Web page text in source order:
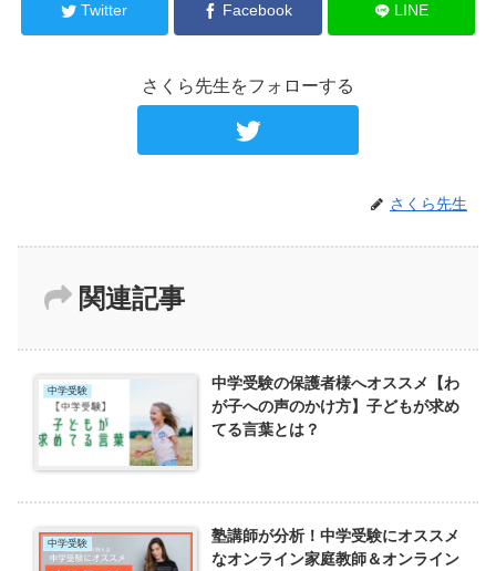
Twitter Facebook LINE
さくら先生をフォローする
さくら先生
関連記事
中学受験
中学受験の保護者様へオススメ【わ
が子への声のかけ方】子どもが求め
てる言葉とは？
中学受験
塾講師が分析！中学受験にオススメ
なオンライン家庭教師＆オンライン